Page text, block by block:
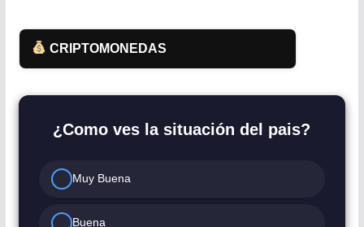
CRIPTOMONEDAS
¿Como ves la situación del pais?
Muy Buena
Buena